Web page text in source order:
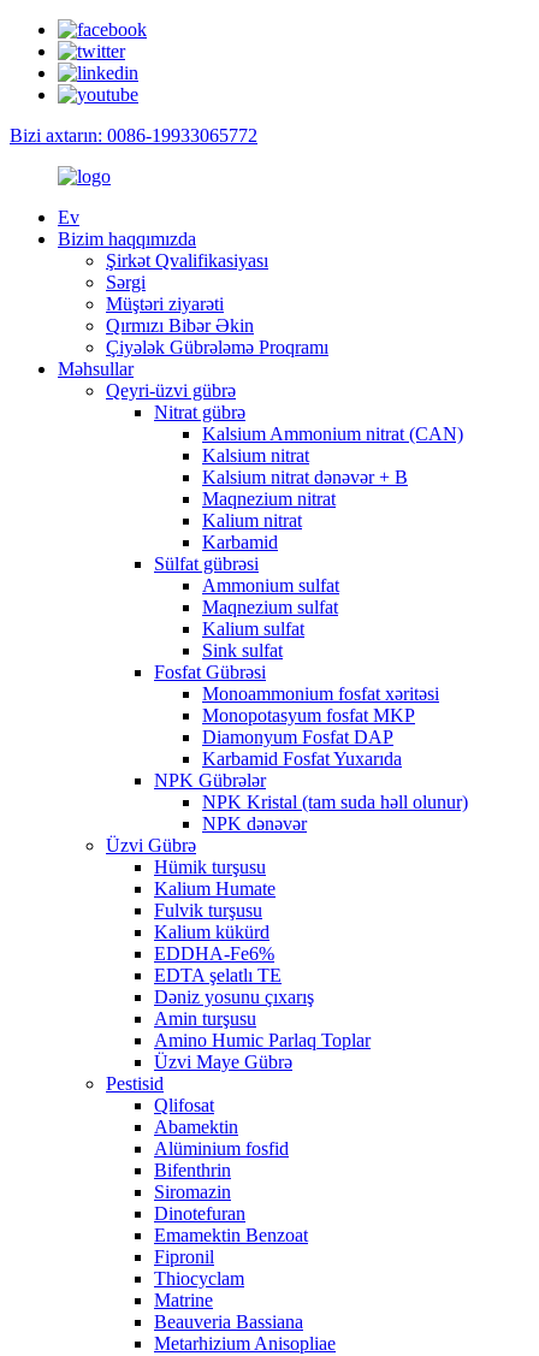
Bizi axtarın: 0086-19933065772
Ev
Bizim haqqımızda
Şirkət Qvalifikasiyası
Sərgi
Müştəri ziyarəti
Qırmızı Bibər Əkin
Çiyələk Gübrələmə Proqramı
Məhsullar
Qeyri-üzvi gübrə
Nitrat gübrə
Kalsium Ammonium nitrat (CAN)
Kalsium nitrat
Kalsium nitrat dənəvər + B
Maqnezium nitrat
Kalium nitrat
Karbamid
Sülfat gübrəsi
Ammonium sulfat
Maqnezium sulfat
Kalium sulfat
Sink sulfat
Fosfat Gübrəsi
Monoammonium fosfat xəritəsi
Monopotasyum fosfat MKP
Diamonyum Fosfat DAP
Karbamid Fosfat Yuxarıda
NPK Gübrələr
NPK Kristal (tam suda həll olunur)
NPK dənəvər
Üzvi Gübrə
Hümik turşusu
Kalium Humate
Fulvik turşusu
Kalium kükürd
EDDHA-Fe6%
EDTA şelatlı TE
Dəniz yosunu çıxarış
Amin turşusu
Amino Humic Parlaq Toplar
Üzvi Maye Gübrə
Pestisid
Qlifosat
Abamektin
Alüminium fosfid
Bifenthrin
Siromazin
Dinotefuran
Emamektin Benzoat
Fipronil
Thiocyclam
Matrine
Beauveria Bassiana
Metarhizium Anisopliae